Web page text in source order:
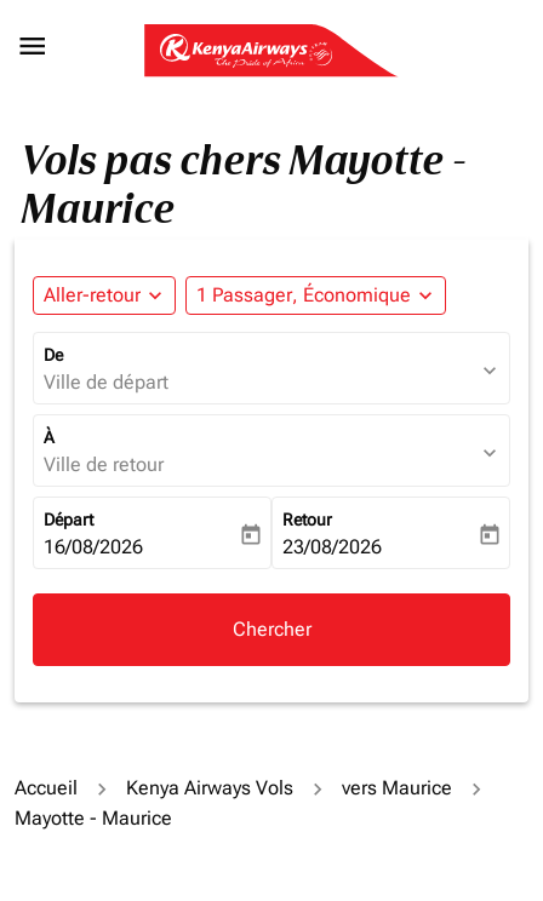

Vols pas chers Mayotte -
Maurice
Aller-retour expand_more 1 Passager, Économique expand_more
De
Ville de départ expand_more
À
Ville de retour expand_more
Départ
fc-booking-departure-date-aria-label
16/08/2026 today
Retour
fc-booking-return-date-aria-
23/08/2026 today
Chercher
Accueil Kenya Airways Vols
vers Maurice
Mayotte - Maurice